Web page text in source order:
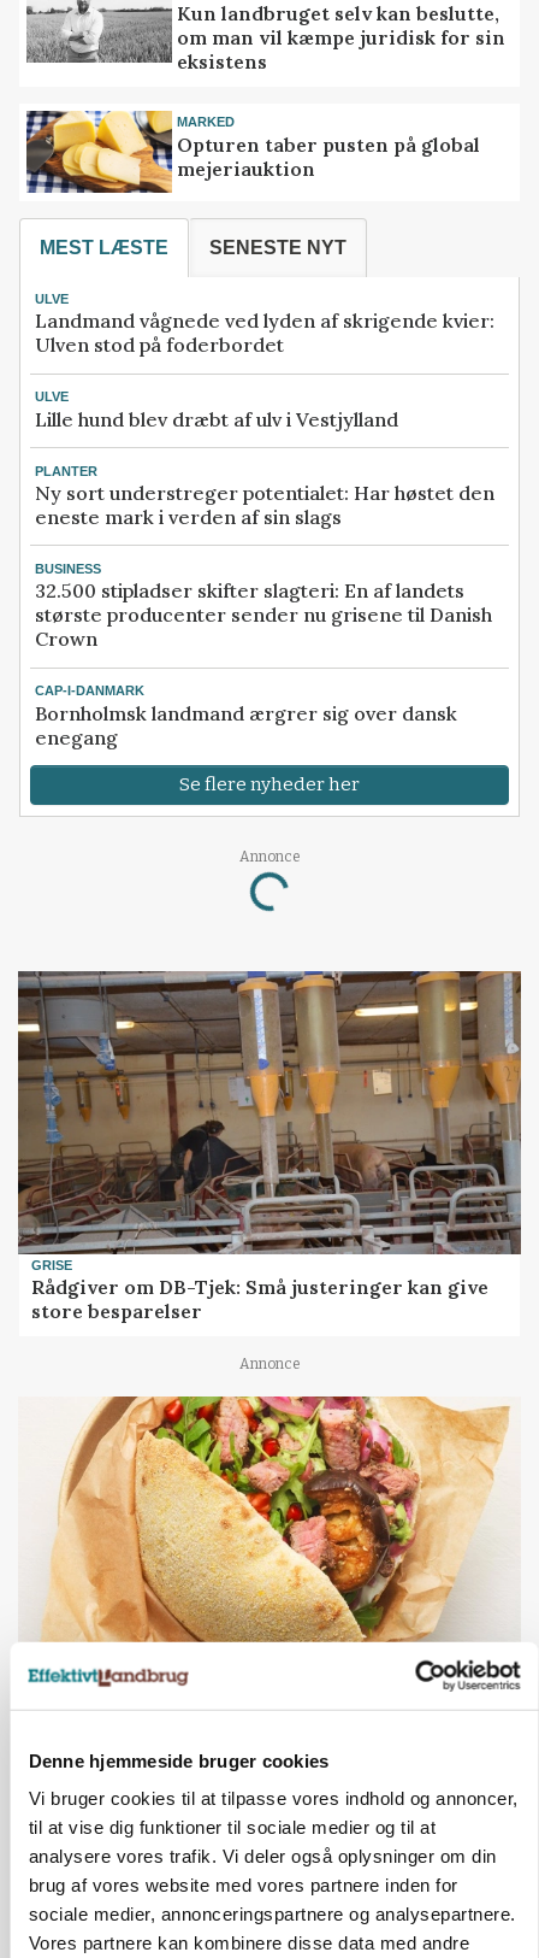
Denne hjemmeside bruger cookies
Vi bruger cookies til at tilpasse vores indhold og annoncer,
til at vise dig funktioner til sociale medier og til at
analysere vores trafik. Vi deler også oplysninger om din
brug af vores website med vores partnere inden for
sociale medier, annonceringspartnere og analysepartnere.
Vores partnere kan kombinere disse data med andre
Kun landbruget selv kan beslutte,
om man vil kæmpe juridisk for sin
eksistens
MARKED
Opturen taber pusten på global
mejeriauktion
MEST LÆSTE SENESTE NYT
ULVE
Landmand vågnede ved lyden af skrigende kvier:
Ulven stod på foderbordet
ULVE
Lille hund blev dræbt af ulv i Vestjylland
PLANTER
Ny sort understreger potentialet: Har høstet den
eneste mark i verden af sin slags
BUSINESS
32.500 stipladser skifter slagteri: En af landets
største producenter sender nu grisene til Danish
Crown
CAP-I-DANMARK
Bornholmsk landmand ærgrer sig over dansk
enegang
Se flere nyheder her
Annonce
Loading...
GRISE
Rådgiver om DB-Tjek: Små justeringer kan give
store besparelser
Annonce
BUSINESS
Grambogård får oksekød på menuen hos
Australske landmænd tackler vandmangel og
klima: Det kan danske bedrifter lære
Annonce